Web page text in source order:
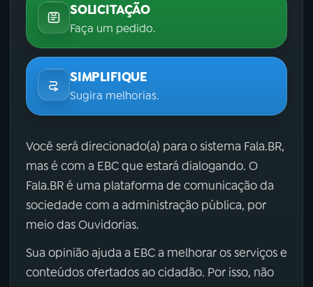
SOLICITAÇÃO
Faça um pedido.
SIMPLIFIQUE
Sugira melhorias.
Você será direcionado(a) para o sistema Fala.BR,
mas é com a EBC que estará dialogando. O
Fala.BR é uma plataforma de comunicação da
sociedade com a administração pública, por
meio das Ouvidorias.
Sua opinião ajuda a EBC a melhorar os serviços e
conteúdos ofertados ao cidadão. Por isso, não